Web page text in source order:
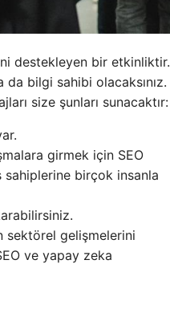
destekleyen bir etkinliktir.
bilgi sahibi olacaksınız.
size şunları sunacaktır:
girmek için SEO
sahiplerine birçok insanla
sektörel gelişmelerini
ve yapay zeka